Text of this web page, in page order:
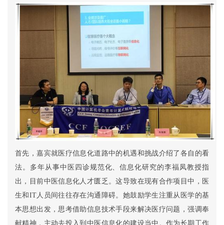
首先，嘉宾就医疗信息化道路中的机遇和挑战介绍了各自的看
法。多年从事中医四诊规范化、信息化研究的李福凤教授指
出，目前中医信息化人才匮乏。这导致在现有合作项目中，医
生和IT人员间往往存在沟通障碍。她鼓励学生注重从医学的基
本思想出发，思考借助信息技术手段来解决医疗问题，强调奉
献精神，主动去投入到中医信息化的建设当中。作为长期工作